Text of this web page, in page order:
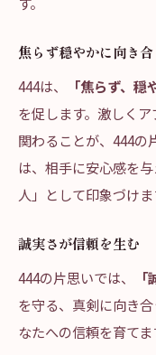
焦らず穏やかに向き合
444は、
「焦らず、
を促します。激しく
関わることが、444の
は、相手に安心感を
人」として印象づけま
誠実さが信頼を生む
444の片思いでは、
を守る、真剣に向き
なたへの信頼を育てま